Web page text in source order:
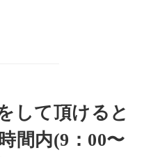
て頂けると
間内(9：00〜